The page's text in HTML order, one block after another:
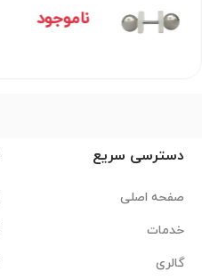
ناموجود
دسترسی سریع
صفحه اصلی
خدمات
گالری